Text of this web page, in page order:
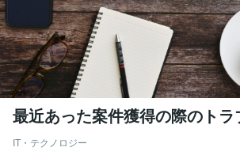
最近あった案件獲得の際のトラ
IT・テクノロジー